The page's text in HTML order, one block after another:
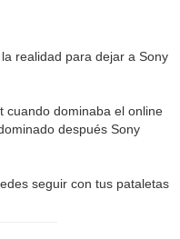
realidad para dejar a Sony
cuando dominaba el online
después Sony
seguir con tus pataletas